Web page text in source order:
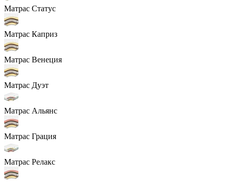
Матрас Статус
Матрас Каприз
Матрас Венеция
Матрас Дуэт
Матрас Альянс
Матрас Грация
Матрас Релакс